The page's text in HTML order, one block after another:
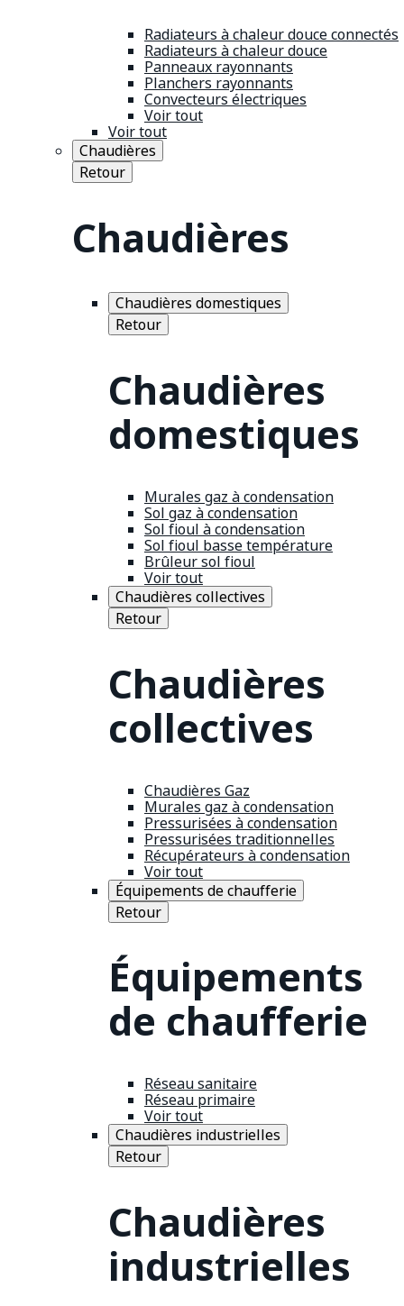
Radiateurs à chaleur douce connectés
Radiateurs à chaleur douce
Panneaux rayonnants
Planchers rayonnants
Convecteurs électriques
Voir tout
Voir tout
Chaudières
Retour
Chaudières
Chaudières domestiques
Retour
Chaudières
domestiques
Murales gaz à condensation
Sol gaz à condensation
Sol fioul à condensation
Sol fioul basse température
Brûleur sol fioul
Voir tout
Chaudières collectives
Retour
Chaudières
collectives
Chaudières Gaz
Murales gaz à condensation
Pressurisées à condensation
Pressurisées traditionnelles
Récupérateurs à condensation
Voir tout
Équipements de chaufferie
Retour
Équipements
de chaufferie
Réseau sanitaire
Réseau primaire
Voir tout
Chaudières industrielles
Retour
Chaudières
industrielles